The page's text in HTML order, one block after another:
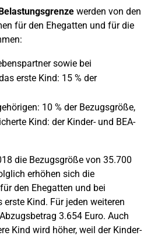
werden von den
für den Ehegatten und für die
sowie bei
erste Kind: 15 % der
10 % der Bezugsgröße,
Kind: der Kinder- und BEA-
die Bezugsgröße von 35.700
erhöhen sich die
den Ehegatten und bei
Kind. Für jeden weiteren
3.654 Euro. Auch
Kind wird höher, weil der Kinder-